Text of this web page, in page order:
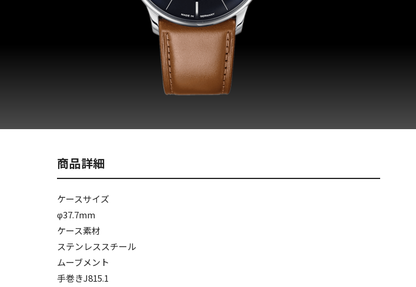
商品詳細
ケースサイズ
φ37.7mm
ケース素材
ステンレススチール
ムーブメント
手巻きJ815.1